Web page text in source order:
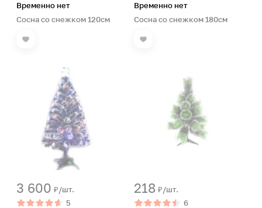
Временно нет
Сосна со снежком 120см
Временно нет
Сосна со снежком 180см
3 600 ₽/шт.
5
218 ₽/шт.
6